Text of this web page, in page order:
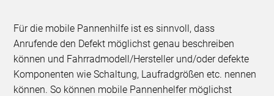
Für die mobile Pannenhilfe ist es sinnvoll, dass
Anrufende den Defekt möglichst genau beschreiben
können und Fahrradmodell/Hersteller und/oder defekte
Komponenten wie Schaltung, Laufradgrößen etc. nennen
können. So können mobile Pannenhelfer möglichst